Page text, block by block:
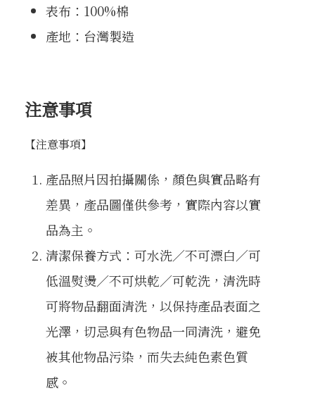
表布：100%棉
產地：台灣製造
注意事項
【注意事項】
產品照片因拍攝關係，顏色與實品略有
差異，產品圖僅供參考，實際內容以實
品為主。
清潔保養方式：可水洗／不可漂白／可
低溫熨燙／不可烘乾／可乾洗，清洗時
可將物品翻面清洗，以保持產品表面之
光澤，切忌與有色物品一同清洗，避免
被其他物品污染，而失去純色素色質
感。